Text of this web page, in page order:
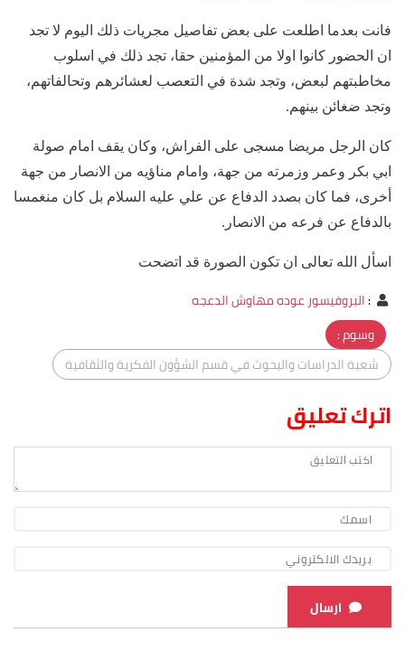
فانت بعدما اطلعت على بعض تفاصيل مجريات ذلك اليوم لا تجد
ان الحضور كانوا اولا من المؤمنين حقا، تجد ذلك في اسلوب
مخاطبتهم لبعض، وتجد شدة في التعصب لعشائرهم وتحالفاتهم،
وتجد ضغائن بينهم.
كان الرجل مريضا مسجى على الفراش، وكان يقف امام صولة
ابي بكر وعمر وزمرته من جهة، وامام مناؤيه من الانصار من جهة
أخرى، فما كان بصدد الدفاع عن علي عليه السلام بل كان منغمسا
بالدفاع عن فرعه من الانصار.
اسأل الله تعالى ان تكون الصورة قد اتضحت
:البروفيسور عوده مهاوش الدعجه
وسوم :
شعبة الدراسات والبحوث في قسم الشؤون الفكرية والثقافية
اترك تعليق
ارسال